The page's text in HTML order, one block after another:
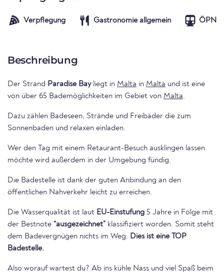
Verpflegung Gastronomie allgemein
Beschreibung
Der Strand Paradise Bayliegt in Malta in Malta und ist eine
von über 65 Bademöglichkeiten im Gebiet von Malta.
Dazu zählen Badeseen, Strände und Freibäder die zum
Sonnenbaden und relaxen einladen.
Wer den Tag mit einem Retaurant-Besuch ausklingen lassen
möchte wird außerdem in der Umgebung fündig.
Die Badestelle ist dank der guten Anbindung an den
öffentlichen Nahverkehr leicht zu erreichen.
Die Wasserqualität ist laut EU-Einstufung 5 Jahre in Folge mit
der Bestnote “ausgezeichnet”
dem Badevergnügen nichts im Weg. Dies ist eine TOP
Badestelle.
Also worauf wartest du? Ab ins kühle Nass und viel Spaß beim